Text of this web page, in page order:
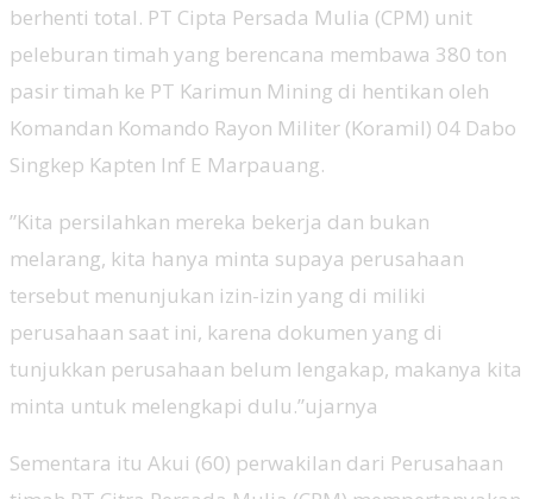
berhenti total. PT Cipta Persada Mulia (CPM) unit
peleburan timah yang berencana membawa 380 ton
pasir timah ke PT Karimun Mining di hentikan oleh
Komandan Komando Rayon Militer (Koramil) 04 Dabo
Singkep Kapten Inf E Marpauang.
”Kita persilahkan mereka bekerja dan bukan
melarang, kita hanya minta supaya perusahaan
tersebut menunjukan izin-izin yang di miliki
perusahaan saat ini, karena dokumen yang di
tunjukkan perusahaan belum lengakap, makanya kita
minta untuk melengkapi dulu.”ujarnya
Sementara itu Akui (60) perwakilan dari Perusahaan